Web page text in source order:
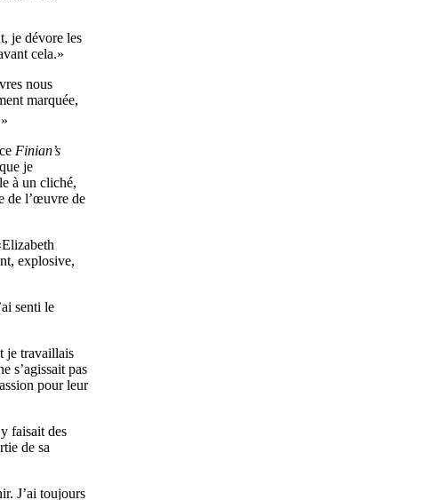
je dévore les
cela.»
nous
marquée,
Finian’s
je
à un cliché,
de l’œuvre de
explosive,
senti le
je travaillais
s’agissait pas
pour leur
faisait des
de sa
J’ai toujours